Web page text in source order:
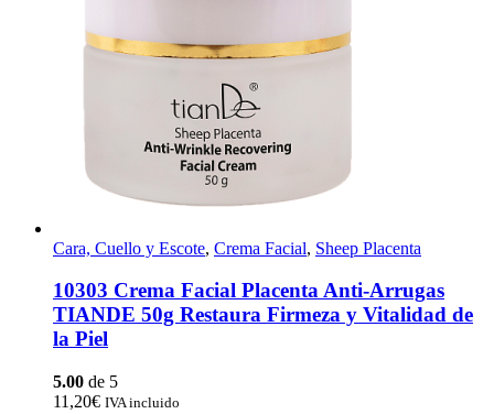
Cara, Cuello y Escote, Crema Facial, Sheep Placenta
10303 Crema Facial Placenta Anti-Arrugas
TIANDE 50g Restaura Firmeza y Vitalidad de
la Piel
5.00 de 5
11,20€ IVA incluido